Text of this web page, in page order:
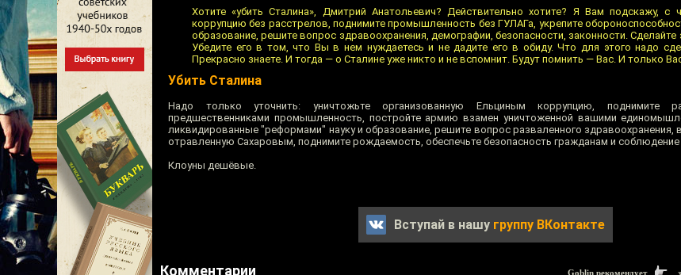
Хотите «убить Сталина», Дмитрий Анатольевич? Действительно хотите? Я Вам подскажу, с
коррупцию без расстрелов, поднимите промышленность без ГУЛАГа, укрепите
образование, решите вопрос здравоохранения, демографии, безопасности, законности.
Убедите его в том, что Вы в нем нуждаетесь и не дадите его в обиду. Что для этого надо
Прекрасно знаете. И тогда — о Сталине уже никто и не вспомнит. Будут помнить — Вас. И только
Убить Сталина
Надо только уточнить: уничтожьте организованную Ельциным коррупцию, поднимите
предшественниками промышленность, постройте армию взамен уничтоженной вашими
ликвидированные "реформами" науку и образование, решите вопрос разваленного здравоохранения,
отравленную Сахаровым, поднимите рождаемость, обеспечьте безопасность гражданам и соблюдение
Клоуны дешёвые.
Вступай в нашу группу ВКонтакте
Комментарии Goblin рекомендует